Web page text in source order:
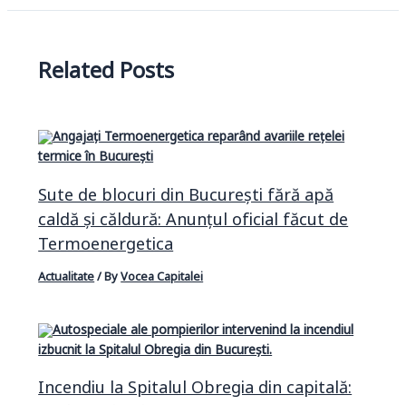
Related Posts
Sute de blocuri din București fără apă
caldă și căldură: Anunțul oficial făcut de
Termoenergetica
Actualitate/ ByVocea Capitalei
Incendiu la Spitalul Obregia din capitală: